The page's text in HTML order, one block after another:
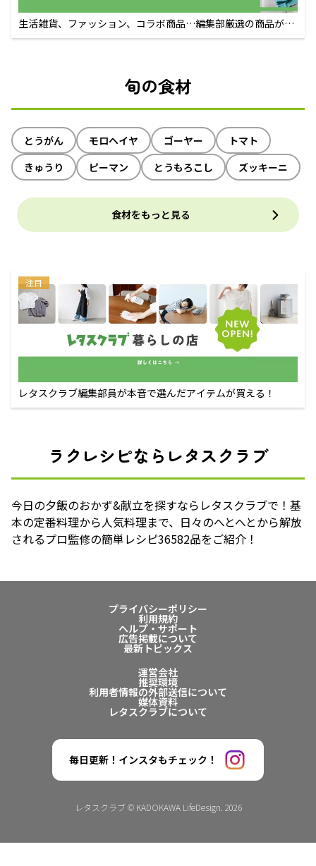
生活雑貨、ファッション、コラボ商品…編集部厳選の商品が買
えるECサイト
旬の食材
とうがん モロヘイヤ ゴーヤー
トマト
きゅうり
ピーマン とうもろこし ズッキーニ
食材をもっと見る
注目
レタスクラブ編集部員が本音で選んだアイテムが買える！
ラクレシピならレタスクラブ
今日の夕飯のおかず&献立を探すならレタスクラブで！基
本の定番料理から人気料理まで、日々のへとへとから解放
されるプロ監修の簡単レシピ36582品をご紹介！
プライバシーポリシー
利用規約
ヘルプ・サポート
広告掲載について
最新トピックス
運営会社
推奨環境
利用者情報の外部送信について
媒体資料
レタスクラブについて
毎日更新！インスタもチェック！
レタスクラブ © KADOKAWA LifeDesign. 2026